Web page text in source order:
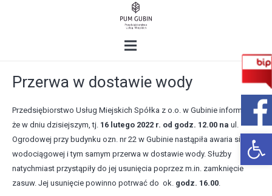
Przerwa w dostawie wody
Przedsiębiorstwo Usług Miejskich Spółka z o.o. w Gubinie informuje,
że w dniu dzisiejszym, tj. 16 lutego 2022 r. od godz. 12.00 na ul.
Ogrodowej przy budynku ozn. nr 22 w Gubinie nastąpiła awaria sieci
wodociągowej i tym samym przerwa w dostawie wody. Służby
natychmiast przystąpiły do jej usunięcia poprzez m.in. zamknięcie
zasuw. Jej usunięcie powinno potrwać do ok. godz. 16.00.